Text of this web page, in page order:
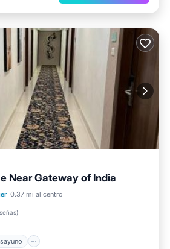
Near Gateway of India
0.37 mi al centro
)
Desayuno